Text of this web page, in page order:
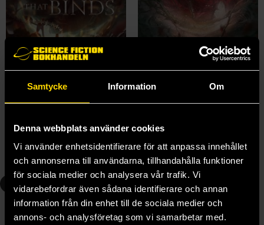
Samtycke Information Om
Denna webbplats använder cookies
Vi använder enhetsidentifierare för att anpassa innehållet
och annonserna till användarna, tillhandahålla funktioner
för sociala medier och analysera vår trafik. Vi
vidarebefordrar även sådana identifierare och annan
information från din enhet till de sociala medier och
annons- och analysföretag som vi samarbetar med.
The Curse That Binds
199 kr
Beställ
199 kr
Beställ
3